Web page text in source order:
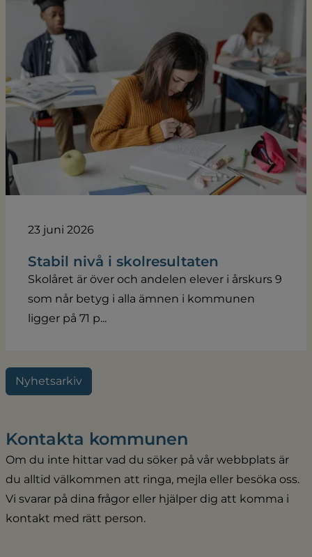
23 juni 2026
Stabil nivå i skolresultaten
Skolåret är över och andelen elever i årskurs 9
som når betyg i alla ämnen i kommunen
ligger på 71 p...
Nyhetsarkiv
Kontakta kommunen
Om du inte hittar vad du söker på vår webbplats är
du alltid välkommen att ringa, mejla eller besöka oss.
Vi svarar på dina frågor eller hjälper dig att komma i
kontakt med rätt person.